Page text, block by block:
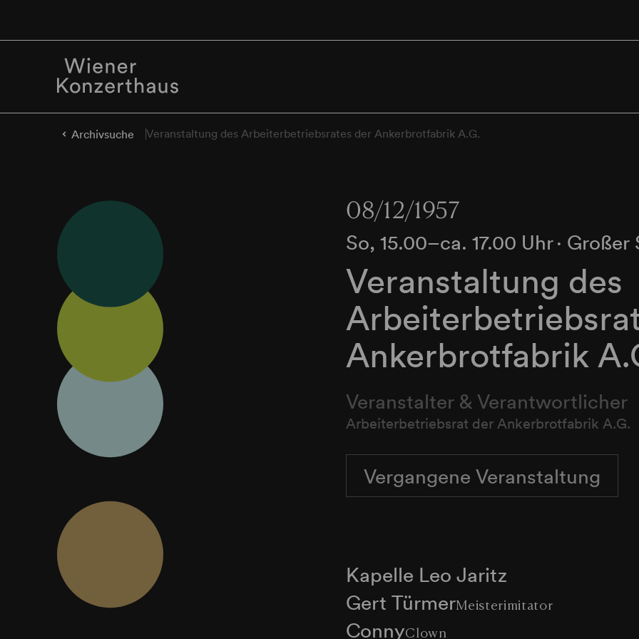
Archivsuche Veranstaltung des Arbeiterbetriebsrates der Ankerbrotfabrik A.G.
08/12/1957
So, 15.00–ca. 17.00 Uhr∙ Großer
Veranstaltung des
Ankerbrotfabrik
Veranstalter & Verantwortlicher
Arbeiterbetriebsrat der Ankerbrotfabrik A.G.
Vergangene Veranstaltung
Kapelle Leo Jaritz
Gert TürmerMeisterimitator
ConnyClown